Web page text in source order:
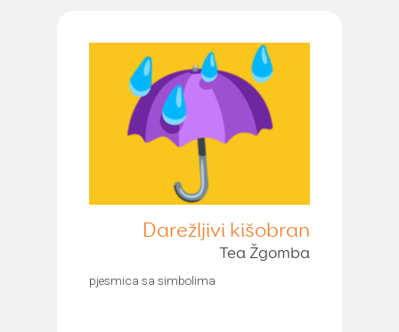
Darežljivi kišobran
Tea Žgomba
pjesmica sa simbolima